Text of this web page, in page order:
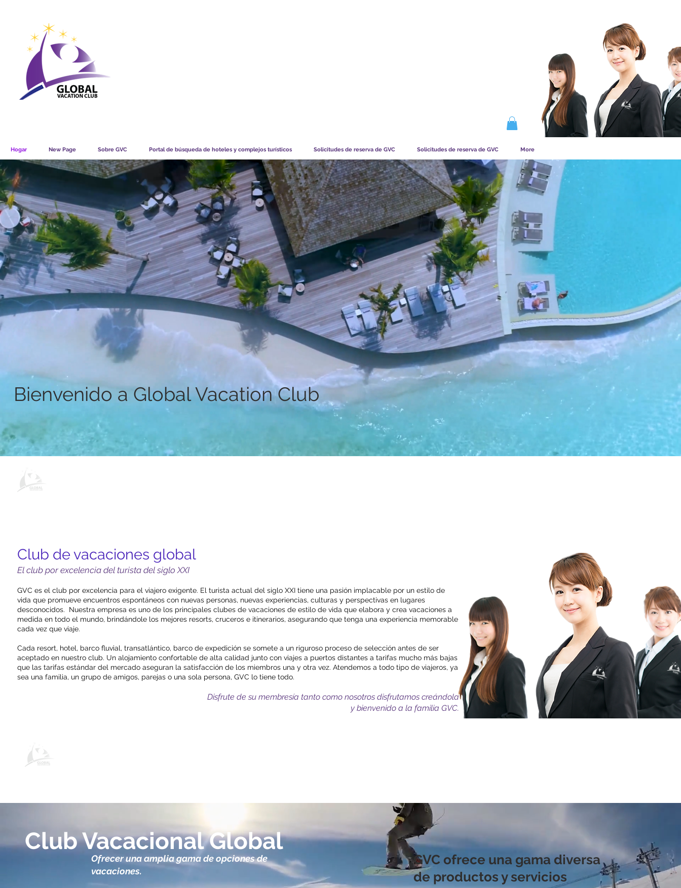
Hogar New Page Sobre GVC Portal de búsqueda de hoteles y complejos turísticos Solicitudes de reserva de GVC Solicitudes de reserva de GVC More
Bienvenido a Global Vacation Club
Club de vacaciones global
El club por excelencia del turista del siglo XXI
GVC es el club por excelencia para el viajero exigente. El turista actual del siglo XXI tiene una pasión implacable por un estilo de
vida que promueve encuentros espontáneos con nuevas personas, nuevas experiencias, culturas y perspectivas en lugares
desconocidos.
Nuestra empresa es uno de los principales clubes de vacaciones de estilo de vida que elabora y crea vacaciones a
medida en todo el mundo, brindándole los mejores resorts, cruceros e itinerarios, asegurando que tenga una experiencia memorable
cada vez que viaje.
Cada resort, hotel, barco fluvial, transatlántico, barco de expedición se somete a un riguroso proceso de selección antes de ser
aceptado en nuestro club. Un alojamiento confortable de alta calidad junto con viajes a puertos distantes a tarifas mucho más bajas
que las tarifas estándar del mercado aseguran la satisfacción de los miembros una y otra vez. Atendemos a todo tipo de viajeros, ya
sea una familia, un grupo de amigos, parejas o una sola persona, GVC lo tiene todo.
Disfrute de su membresía tanto como nosotros disfrutamos creándola
y bienvenido a la familia GVC.
Club Vacacional Global
Ofrecer una amplia gama de opciones de
vacaciones.
GVC ofrece una gama diversa
de productos y servicios